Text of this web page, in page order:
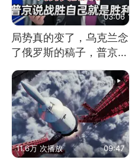
03:06
局势真的变了，乌克兰念
了俄罗斯的稿子，普京说
11.6万 次播放 09:47